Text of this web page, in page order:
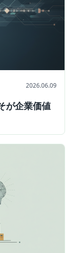
2026.06.09
が企業価値